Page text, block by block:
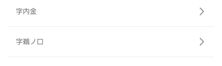
字内金
字鵜ノ口